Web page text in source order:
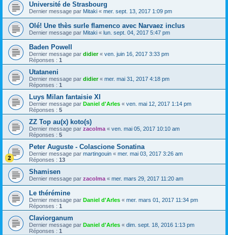
Université de Strasbourg
Dernier message par Mitaki « mer. sept. 13, 2017 1:09 pm
Olé! Une thès surle flamenco avec Narvaez inclus
Dernier message par Mitaki « lun. sept. 04, 2017 5:47 pm
Baden Powell
Dernier message par didier« ven. juin 16, 2017 3:33 pm
Réponses : 1
Utataneni
Dernier message par didier« mer. mai 31, 2017 4:18 pm
Réponses : 1
Luys Milan fantaisie XI
Dernier message par Daniel d'Arles « ven. mai 12, 2017 1:14 pm
Réponses : 5
ZZ Top au(x) koto(s)
Dernier message par zacolma « ven. mai 05, 2017 10:10 am
Réponses : 5
Peter Auguste - Colascione Sonatina
Dernier message par martingouin « mer. mai 03, 2017 3:26 am
Réponses : 13
Shamisen
Dernier message par zacolma « mer. mars 29, 2017 11:20 am
Le thérémine
Dernier message par Daniel d'Arles « mer. mars 01, 2017 11:34 pm
Réponses : 1
Claviorganum
Dernier message par Daniel d'Arles « dim. sept. 18, 2016 1:13 pm
Réponses : 1